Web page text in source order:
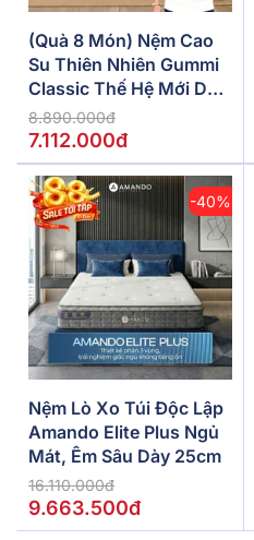
(Quà 8 Món) Nệm Cao
Su Thiên Nhiên Gummi
Classic Thế Hệ Mới Dày
5/10/15cm
8.890.000đ
7.112.000đ
-40%
Nệm Lò Xo Túi Độc Lập
Amando Elite Plus Ngủ
Mát, Êm Sâu Dày 25cm
16.110.000đ
9.663.500đ